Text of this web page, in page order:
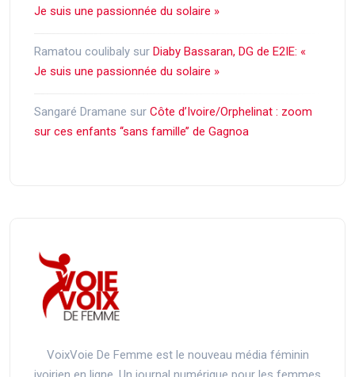
Je suis une passionnée du solaire »
Ramatou coulibaly sur Diaby Bassaran, DG de E2IE: «
Je suis une passionnée du solaire »
Sangaré Dramane sur Côte d’Ivoire/Orphelinat : zoom
sur ces enfants ‘‘sans famille’’ de Gagnoa
VoixVoie De Femme est le nouveau média féminin